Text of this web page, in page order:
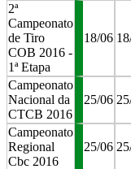
2ª
Campeonato
de Tiro
COB 2016 -
1ª Etapa
18/06
Campeonato
Nacional da
CTCB 2016
25/06
Campeonato
Regional
Cbc 2016
25/06